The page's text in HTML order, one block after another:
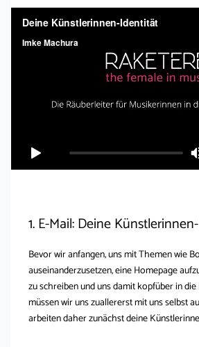
1. E-Mail: Deine
Bevor wir anfangen, uns mit Themen wie
auseinanderzusetzen, eine Homepage
zu schreiben und uns damit kopfüber in
müssen wir uns zuallererst mit uns selbst
arbeiten daher zunächst deine